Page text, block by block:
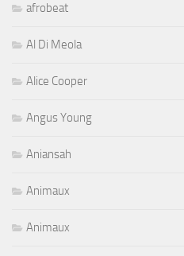
afrobeat
Al Di Meola
Alice Cooper
Angus Young
Aniansah
Animaux
Animaux